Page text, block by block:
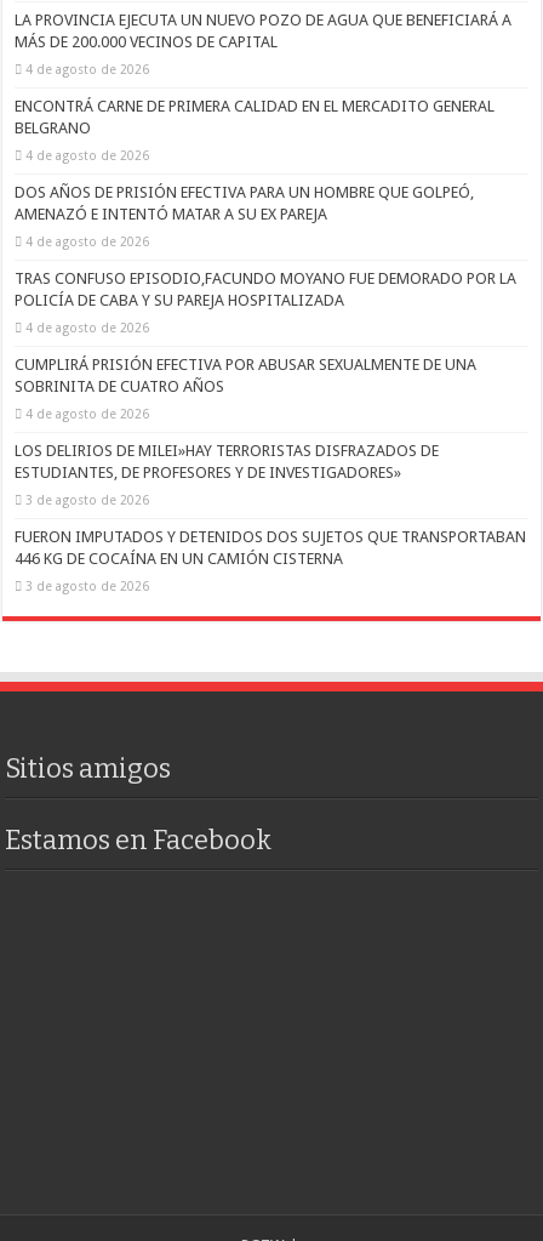
LA PROVINCIA EJECUTA UN NUEVO POZO DE AGUA QUE BENEFICIARÁ A
MÁS DE 200.000 VECINOS DE CAPITAL
4 de agosto de 2026
ENCONTRÁ CARNE DE PRIMERA CALIDAD EN EL MERCADITO GENERAL
BELGRANO
4 de agosto de 2026
DOS AÑOS DE PRISIÓN EFECTIVA PARA UN HOMBRE QUE GOLPEÓ,
AMENAZÓ E INTENTÓ MATAR A SU EX PAREJA
4 de agosto de 2026
TRAS CONFUSO EPISODIO,FACUNDO MOYANO FUE DEMORADO POR LA
POLICÍA DE CABA Y SU PAREJA HOSPITALIZADA
4 de agosto de 2026
CUMPLIRÁ PRISIÓN EFECTIVA POR ABUSAR SEXUALMENTE DE UNA
SOBRINITA DE CUATRO AÑOS
4 de agosto de 2026
LOS DELIRIOS DE MILEI»HAY TERRORISTAS DISFRAZADOS DE
ESTUDIANTES, DE PROFESORES Y DE INVESTIGADORES»
3 de agosto de 2026
FUERON IMPUTADOS Y DETENIDOS DOS SUJETOS QUE TRANSPORTABAN
446 KG DE COCAÍNA EN UN CAMIÓN CISTERNA
3 de agosto de 2026
Sitios amigos